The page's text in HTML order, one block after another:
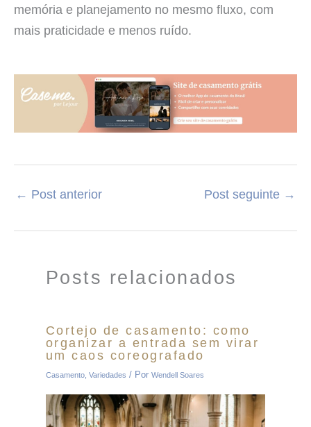
memória e planejamento no mesmo fluxo, com
mais praticidade e menos ruído.
← Post anterior Post seguinte →
Posts relacionados
Cortejo de casamento: como
organizar a entrada sem virar
um caos coreografado
Casamento, Variedades / Por Wendell Soares